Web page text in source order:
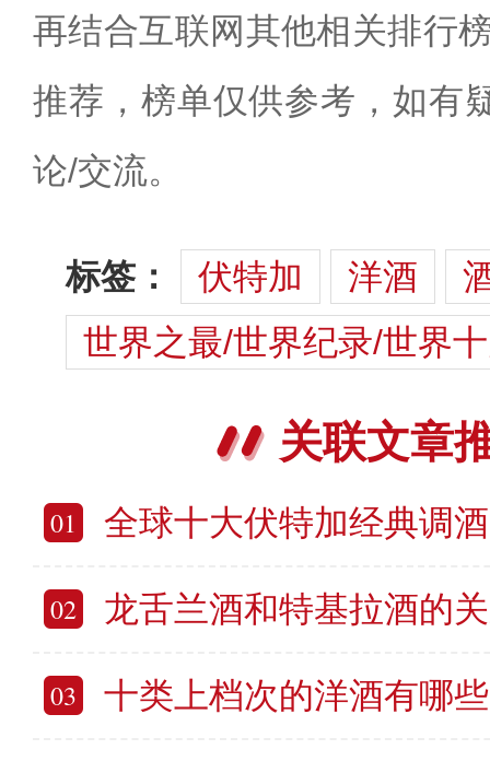
再结合互联网其他相关排行
推荐，榜单仅供参考，如有
论/交流。
标签： 伏特加 洋酒
世界之最/世界纪录/世界
关联文章
01 全球十大伏特加经典调酒 10种好喝
02 龙舌兰酒和特基拉酒的关系 龙舌
03 十类上档次的洋酒有哪些 世